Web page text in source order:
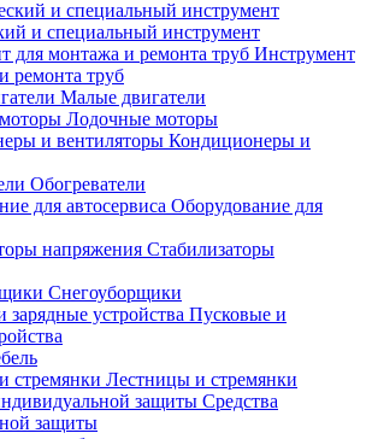
и специальный инструмент
Инструмент
ремонта труб
Малые двигатели
Лодочные моторы
Кондиционеры и
Обогреватели
Оборудование для
Стабилизаторы
Снегоуборщики
Пусковые и
Лестницы и стремянки
Средства
защиты